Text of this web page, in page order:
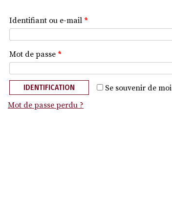
Identifiant ou e-mail *
Mot de passe *
Se souvenir de moi
IDENTIFICATION
Mot de passe perdu ?